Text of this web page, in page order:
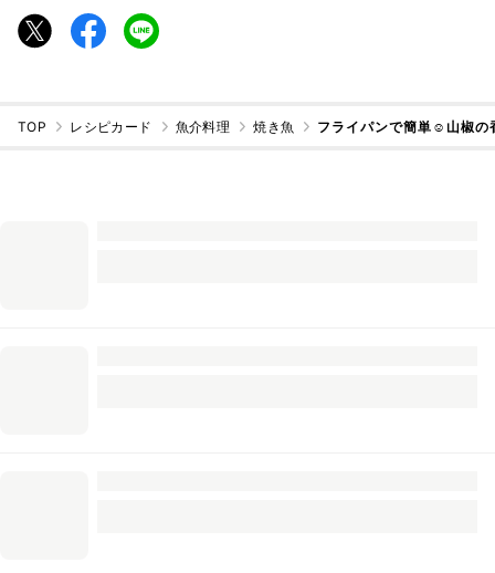
TOP レシピカード 魚介料理 焼き魚 フライパンで簡単☺山椒の